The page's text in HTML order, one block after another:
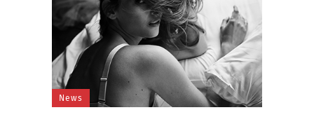
News